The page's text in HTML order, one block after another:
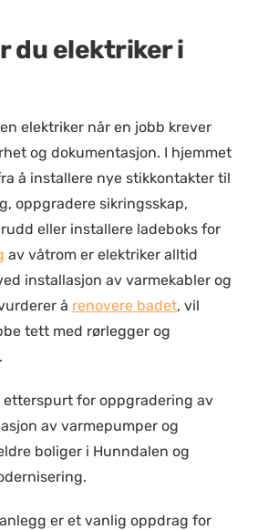
du elektriker i
elektriker når en jobb krever
og dokumentasjon. I hjemmet
å installere nye stikkontakter til
oppgradere sikringsskap,
eller installere ladeboks for
av våtrom er elektriker alltid
installasjon av varmekabler og
å renovere badet, vil
tett med rørlegger og
etterspurt for oppgradering av
av varmepumper og
boliger i Hunndalen og
er et vanlig oppdrag for